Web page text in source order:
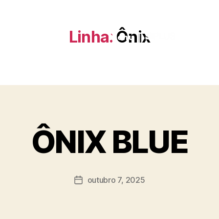
Menu
Linha: Ônix
ÔNIX BLUE
outubro 7, 2025